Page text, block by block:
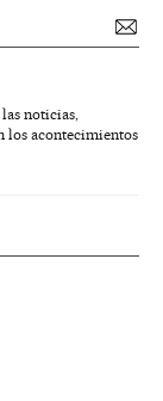
noticias,
los acontecimientos